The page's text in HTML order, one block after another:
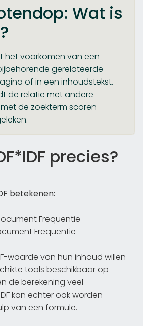
Wat is
het voorkomen van een
gerelateerde
of in een inhoudstekst.
de relatie met andere
de zoekterm scoren
precies?
betekenen:
Frequentie
Frequentie
waarde van hun inhoud willen
tools beschikbaar op
de berekening veel
kan echter ook worden
van een formule.